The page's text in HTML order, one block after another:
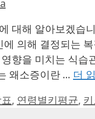
대해 알아보겠습
의해 결정되는
향을 미치는 식
왜소증이란 … 더
, 연령별키평균,